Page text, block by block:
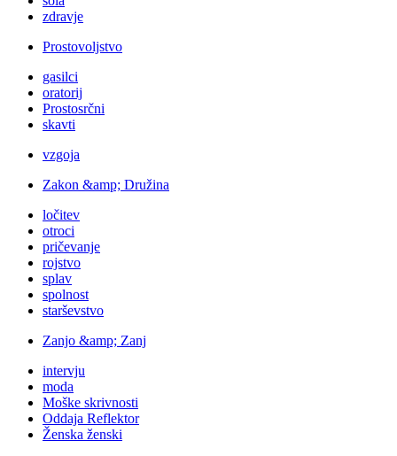
zdravje
Prostovoljstvo
gasilci
oratorij
Prostosrčni
skavti
vzgoja
Zakon &amp; Družina
ločitev
otroci
pričevanje
rojstvo
splav
spolnost
starševstvo
Zanjo &amp; Zanj
intervju
moda
Moške skrivnosti
Oddaja Reflektor
Ženska ženski